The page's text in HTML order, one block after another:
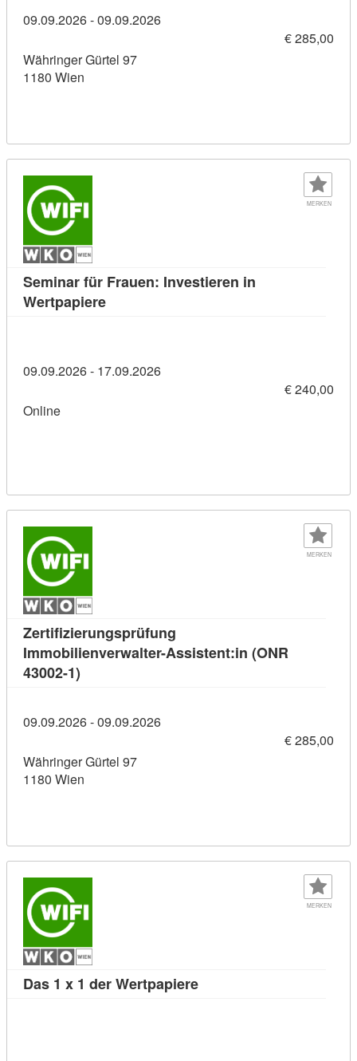
09.09.2026 - 09.09.2026
€ 285,00
Währinger Gürtel 97
1180 Wien
MERKEN
Seminar für Frauen: Investieren in
WertpapiereKursdetail: Seminar für Frauen:
09.09.2026 - 17.09.2026
€ 240,00
Online
MERKEN
Zertifizierungsprüfung
Immobilienverwalter-Assistent:in (ONR
43002-1)
09.09.2026 - 09.09.2026
€ 285,00
Währinger Gürtel 97
1180 Wien
MERKEN
Das 1 x 1 der WertpapiereKursdetail: Das 1 x 1 der